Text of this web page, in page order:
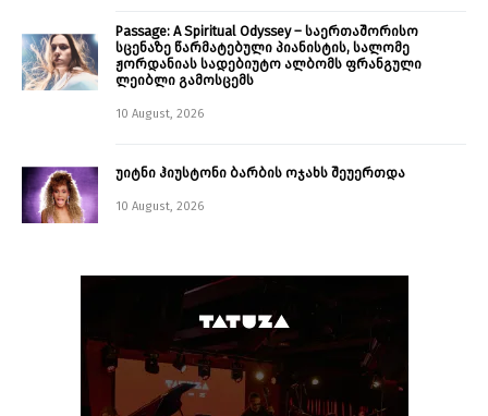
Passage: A Spiritual Odyssey – საერთაშორისო
სცენაზე წარმატებული პიანისტის, სალომე
ჟორდანიას სადებიუტო ალბომს ფრანგული
ლეიბლი გამოსცემს
10 August, 2026
უიტნი ჰიუსტონი ბარბის ოჯახს შეუერთდა
10 August, 2026